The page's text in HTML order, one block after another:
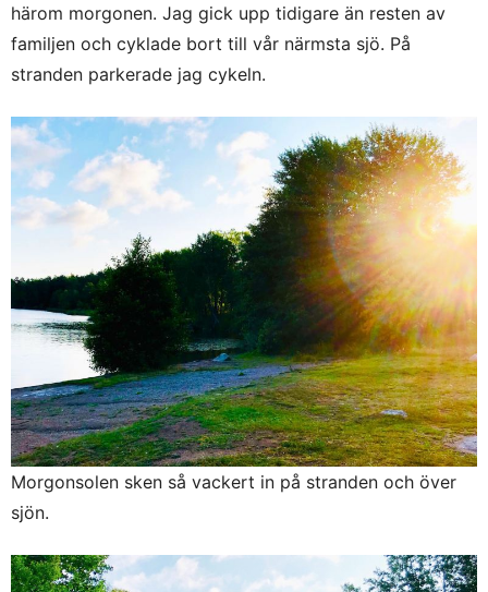
härom morgonen. Jag gick upp tidigare än resten av
familjen och cyklade bort till vår närmsta sjö. På
stranden parkerade jag cykeln.
Morgonsolen sken så vackert in på stranden och över
sjön.